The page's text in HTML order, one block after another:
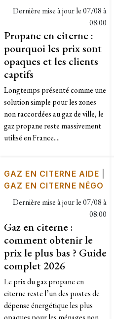
Dernière mise à jour le07/08 à
08:00
Propane en citerne :
pourquoi les prix sont
opaques et les clients
captifs
Longtemps présenté comme une
solution simple pour les zones
non raccordées au gaz de ville, le
gaz propane reste massivement
utilisé en France....
GAZ EN CITERNE AIDE
GAZ EN CITERNE NÉGO
Dernière mise à jour le07/08 à
08:00
Gaz en citerne :
comment obtenir le
prix le plus bas ? Guide
complet 2026
Le prix du gaz propane en
citerne reste l’un des postes de
dépense énergétique les plus